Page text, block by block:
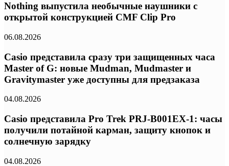
Nothing выпустила необычные наушники с
открытой конструкцией CMF Clip Pro
06.08.2026
Casio представила сразу три защищенных часа
Master of G: новые Mudman, Mudmaster и
Gravitymaster уже доступны для предзаказа
04.08.2026
Casio представила Pro Trek PRJ-B001EX-1: часы
получили потайной карман, защиту кнопок и
солнечную зарядку
04.08.2026